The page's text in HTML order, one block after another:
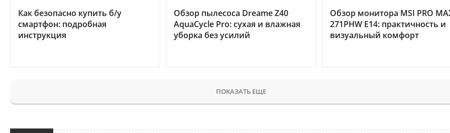
Как безопасно купить б/у
смартфон: подробная
инструкция
Обзор пылесоса Dreame Z40
AquaCycle Pro: сухая и влажная
уборка без усилий
Обзор монитора MSI PRO
271PHW E14: практичность и
визуальный комфорт
ПОКАЗАТЬ ЕЩЕ